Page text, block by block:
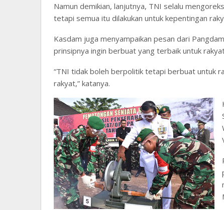
Namun demikian, lanjutnya, TNI selalu
tetapi semua itu dilakukan untuk kepentingan
Kasdam juga menyampaikan pesan dari
prinsipnya ingin berbuat yang terbaik untuk
“TNI tidak boleh berpolitik tetapi berbuat untuk
rakyat,” katanya.